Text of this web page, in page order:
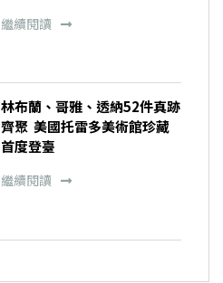
繼續閱讀
林布蘭、哥雅、透納52件真跡
齊聚 美國托雷多美術館珍藏
首度登臺
繼續閱讀